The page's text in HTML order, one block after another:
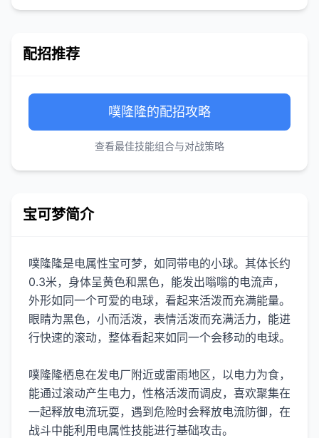
配招推荐
噗隆隆的配招攻略
查看最佳技能组合与对战策略
宝可梦简介
噗隆隆是电属性宝可梦，如同带电的小球。其体长约
0.3米，身体呈黄色和黑色，能发出嗡嗡的电流声，
外形如同一个可爱的电球，看起来活泼而充满能量。
眼睛为黑色，小而活泼，表情活泼而充满活力，能进
行快速的滚动，整体看起来如同一个会移动的电球。
噗隆隆栖息在发电厂附近或雷雨地区，以电力为食，
能通过滚动产生电力，性格活泼而调皮，喜欢聚集在
一起释放电流玩耍，遇到危险时会释放电流防御，在
战斗中能利用电属性技能进行基础攻击。